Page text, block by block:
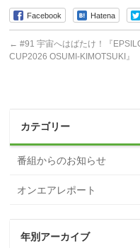
Facebook Hatena
← #91 宇宙へはばたけ！『
CUP2026 OSUMI-KIMOTSUKI』
カテゴリー
番組からのお知らせ
オンエアレポート
年別アーカイブ